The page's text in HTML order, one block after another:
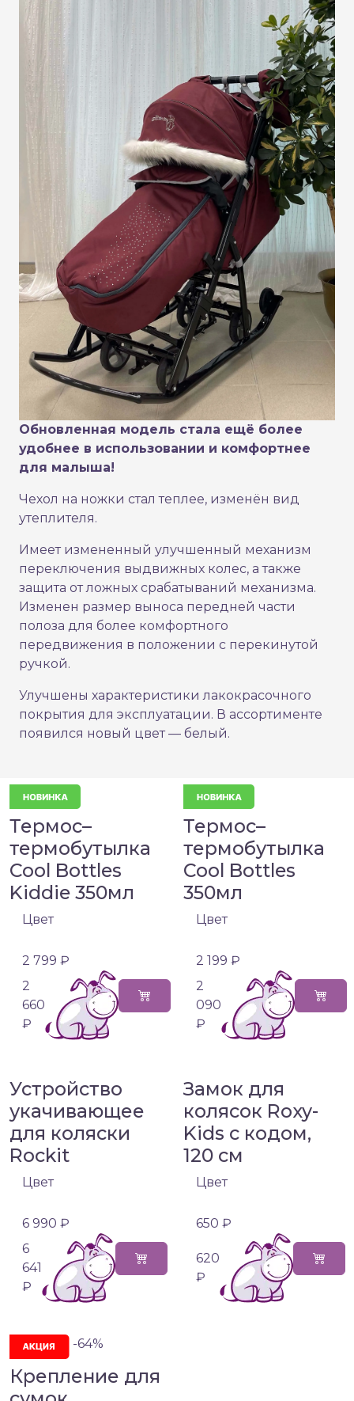
Обновленная модель стала ещё более
удобнее в использовании и комфортнее
для малыша!
Чехол на ножки стал теплее, изменён вид
утеплителя.
Имеет измененный улучшенный механизм
переключения выдвижных колес, а также
защита от ложных срабатываний механизма.
Изменен размер выноса передней части
полоза для более комфортного
передвижения в положении с перекинутой
ручкой.
Улучшены характеристики лакокрасочного
покрытия для эксплуатации. В ассортименте
появился новый цвет — белый.
Термос–
термобутылка
Cool Bottles
Kiddie 350мл
Цвет
2 799 ₽
2
660
₽
Термос–
термобутылка
Cool Bottles
350мл
Цвет
2 199 ₽
2
090
₽
Устройство
укачивающее
для коляски
Rockit
Цвет
6 990 ₽
6
641
₽
Замок для
колясок Roxy-
Kids с кодом,
120 см
Цвет
650 ₽
620
₽
-64%
Крепление для